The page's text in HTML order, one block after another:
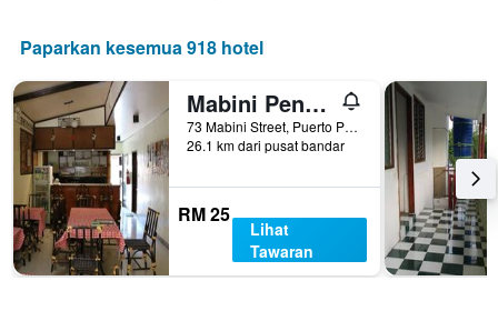
Paparkan kesemua 918 hotel
Mabini Pensione
73 Mabini Street, Puerto Princesa, Filipina
26.1 km dari pusat bandar
RM 25
Lihat
Tawaran